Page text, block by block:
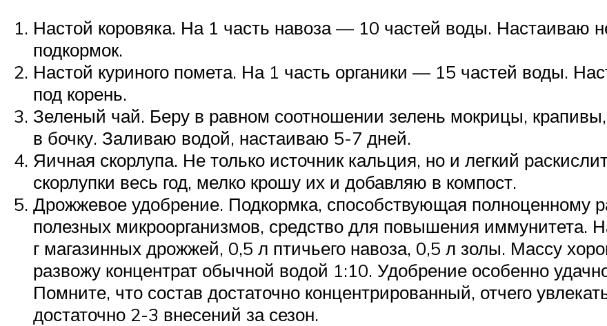
Настой коровяка. На 1 часть навоза — 10 частей воды. Настаиваю
подкормок.
Настой куриного помета. На 1 часть органики — 15 частей воды.
под корень.
Зеленый чай. Беру в равном соотношении зелень мокрицы,
в бочку. Заливаю водой, настаиваю 5-7 дней.
Яичная скорлупа. Не только источник кальция, но и легкий
скорлупки весь год, мелко крошу их и добавляю в компост.
Дрожжевое удобрение. Подкормка, способствующая полноценному
полезных микроорганизмов, средство для повышения иммунитета.
г магазинных дрожжей, 0,5 л птичьего навоза, 0,5 л золы. Массу
развожу концентрат обычной водой 1:10. Удобрение особенно
Помните, что состав достаточно концентрированный, отчего
достаточно 2-3 внесений за сезон.